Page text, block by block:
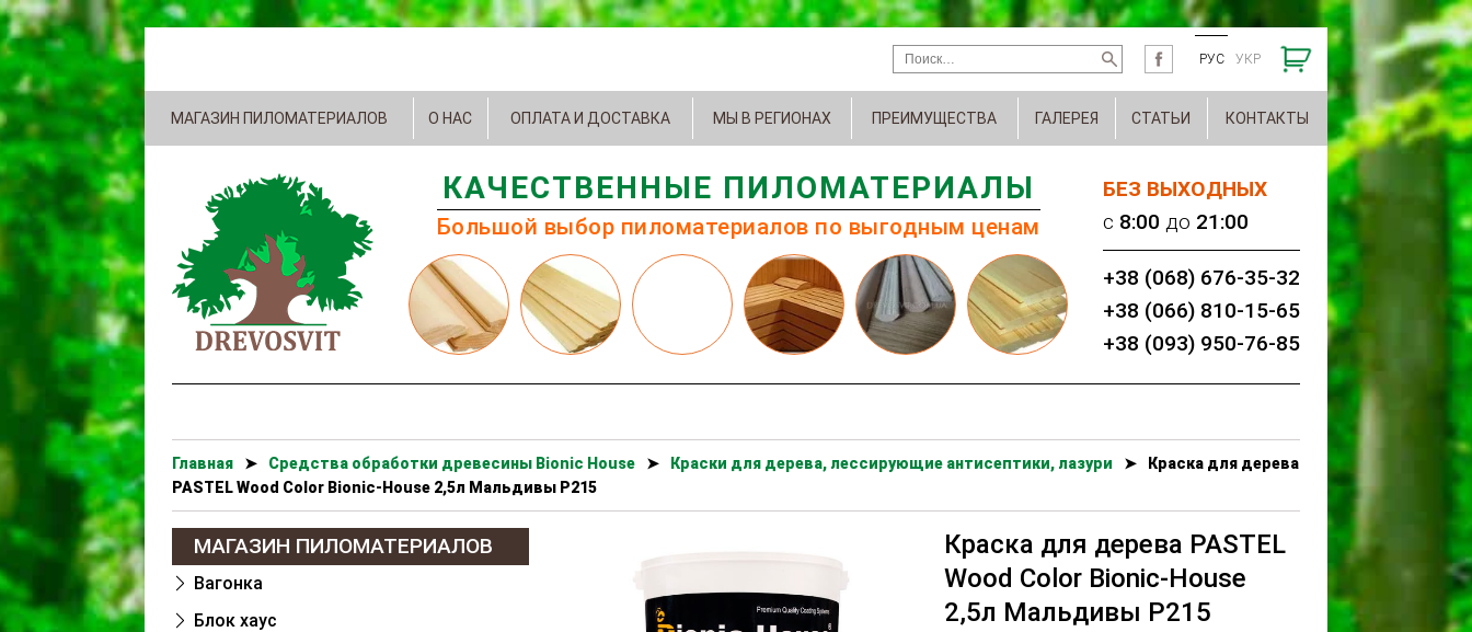
РУС УКР
МАГАЗИН ПИЛОМАТЕРИАЛОВ О НАС ОПЛАТА И ДОСТАВКА МЫ В РЕГИОНАХ ПРЕИМУЩЕСТВА ГАЛЕРЕЯ СТАТЬИ КОНТАКТЫ
БЕЗ ВЫХОДНЫХ
c 8:00 до 21:00
+38 (068) 676-35-32
+38 (066) 810-15-65
+38 (093) 950-76-85
КАЧЕСТВЕННЫЕ ПИЛОМАТЕРИАЛЫ
Большой выбор пиломатериалов по выгодным ценам
Главная ➤ Cредства обработки древесины Bionic House ➤ Краски для дерева, лессирующие антисептики, лазури ➤
Краска для дерева
PASTEL Wood Color Bionic-House 2,5л Мальдивы Р215
Краска для дерева PASTEL
Wood Color Bionic-House
2,5л Мальдивы Р215
МАГАЗИН ПИЛОМАТЕРИАЛОВ
Вагонка
Блок хаус